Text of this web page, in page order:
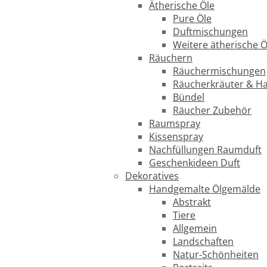
Ätherische Öle
Pure Öle
Duftmischungen
Weitere ätherische
Räuchern
Räuchermischungen
Räucherkräuter &
Bündel
Räucher Zubehör
Raumspray
Kissenspray
Nachfüllungen Raumduft
Geschenkideen Duft
Dekoratives
Handgemalte Ölgemälde
Abstrakt
Tiere
Allgemein
Landschaften
Natur-Schönheiten